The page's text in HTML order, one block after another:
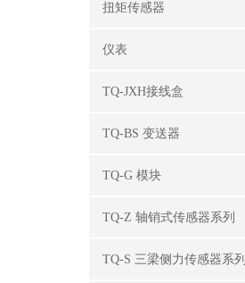
扭矩传感器
仪表
TQ-JXH接线盒
TQ-BS 变送器
TQ-G 模块
TQ-Z 轴销式传感器系列
TQ-S 三梁侧力传感器系列